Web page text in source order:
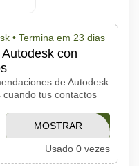
• Termina em 23 dias
con
de Autodesk
tus contactos
FY26Q4PERSO
MOSTRAR
CÓDIGO
Usado 0 vezes